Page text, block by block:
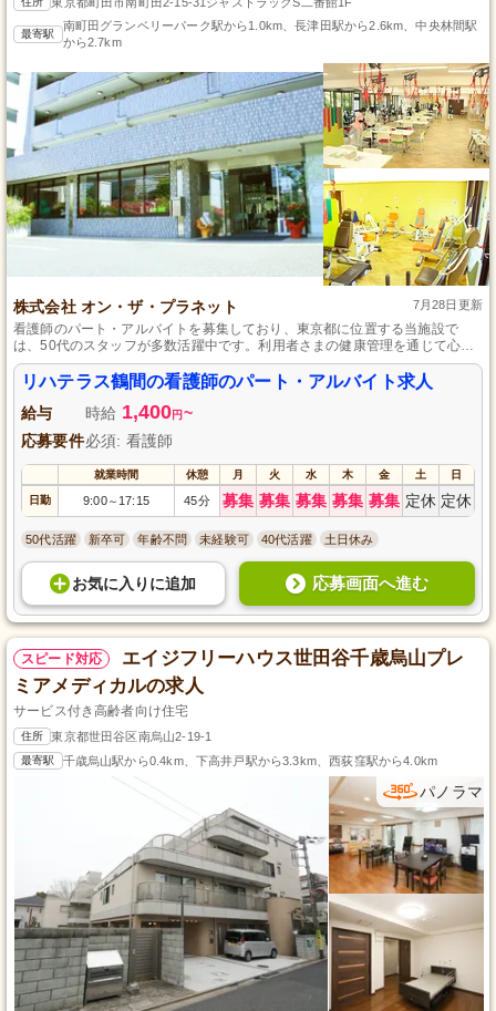
最寄駅
南町田グランベリーパーク駅から1.0km、長津田駅から2.6km、中央林間駅
から2.7km
株式会社 オン・ザ・プラネット 7月28日更新
看護師のパート・アルバイトを募集しており、東京都に位置する当施設で
は、50代のスタッフが多数活躍中です。利用者さまの健康管理を通じて心も
体もサポートすることがミッションで、バイタルチェックや健康指導など、
責任をもって取り組める方をお待ちしています。交通費全額負担や社会保険
完備といった待遇も整っており、安心して長く働ける環境です。
リハテラス鶴間の看護師のパート・アルバイト求人
給与 時給 1,400円 ~
応募要件必須: 看護師
就業時間 休憩 月 火 水 木 金 土 日
日勤 9:00～ 17:15 45分 募集 募集 募集 募集 募集 定休 定休
50代活躍 新卒可 年齢不問 未経験可 40代活躍 土日休み
お気に入り に追加 応募画面へ進む
スピード対応
エイジフリーハウス世田谷千歳烏山プレ
ミアメディカルの求人
サービス付き高齢者向け住宅
住所 東京都世田谷区南烏山2-19-1
最寄駅 千歳烏山駅から0.4km、下高井戸駅から3.3km、西荻窪駅から4.0km
パノラマ